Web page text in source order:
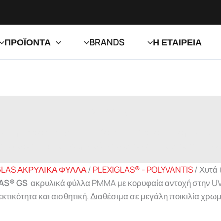
ΠΡΟΪΟΝΤΑ BRANDS Η ΕΤΑΙΡΕΙΑ
ΑΚΡΥΛΙΚΑ ΦΥΛΛΑ/ PLEXIGLAS® - POLYVANTIS/Χυτά
GS ακρυλικά φύλλα PMMA με κορυφαία αντοχή στην
και αισθητική. Διαθέσιμα σε μεγάλη ποικιλία